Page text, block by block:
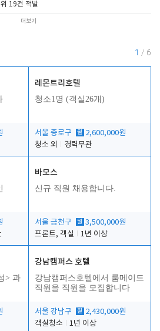
19건 적발
더보기
1 / 6
레몬트리호텔
청소1명 (객실26개)
서울 종로구 월 2,600,000원
청소 외
경력무관
바모스
신규 직원 채용합니다.
서울 금천구 월 3,500,000원
프론트, 객실
1년 이상
> 과
강남캠퍼스 호텔
강남캠퍼스호텔에서 룸메이드
직원을 직원을 모집합니다
서울 강남구 월 2,430,000원
객실청소
1년 이상